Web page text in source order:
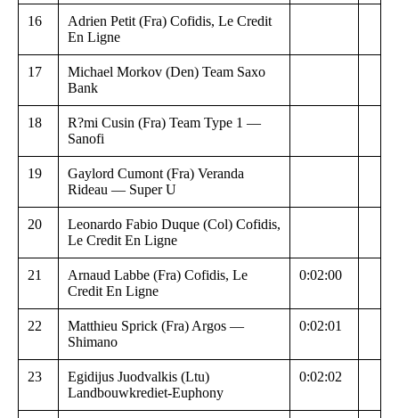
16
Adrien Petit (Fra) Cofidis, Le Credit
En Ligne
17
Michael Morkov (Den) Team Saxo
Bank
18
R?mi Cusin (Fra) Team Type 1 —
Sanofi
19
Gaylord Cumont (Fra) Veranda
Rideau — Super U
20
Leonardo Fabio Duque (Col) Cofidis,
Le Credit En Ligne
21
Arnaud Labbe (Fra) Cofidis, Le
Credit En Ligne
0:02:00
22
Matthieu Sprick (Fra) Argos —
Shimano
0:02:01
23
Egidijus Juodvalkis (Ltu)
Landbouwkrediet-Euphony
0:02:02